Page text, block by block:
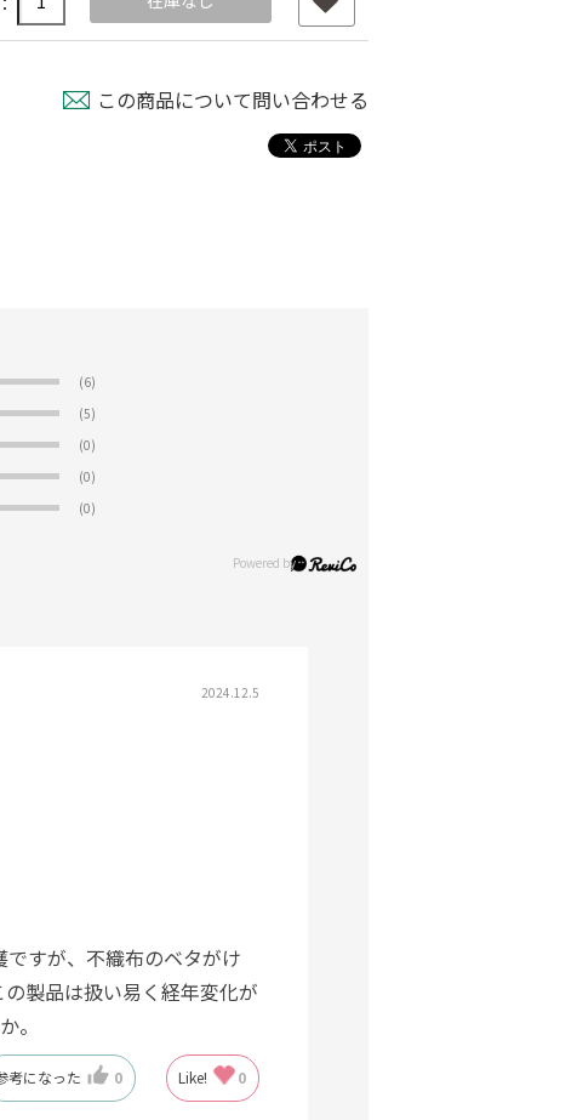
この商品について問い合わせる
(6)
(5)
(0)
(0)
(0)
2024.12.5
すが、不織布のベタがけ
製品は扱い易く経年変化が
。
考になった 0 Like! 0